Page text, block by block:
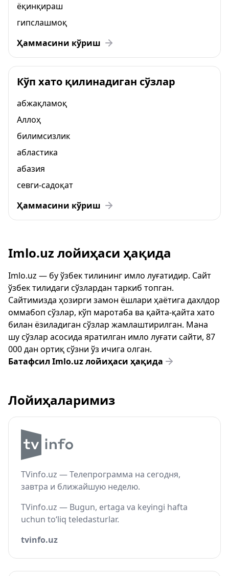
ёқинқираш
гипслашмоқ
Ҳаммасини кўриш
Кўп хато қилинадиган сўзлар
абжақламоқ
Аллоҳ
билимсизлик
абластика
абазия
севги-садоқат
Ҳаммасини кўриш
Imlo.uz лойиҳаси ҳақида
Imlo.uz — бу ўзбек тилининг имло луғатидир. Сайт
ўзбек тилидаги сўзлардан таркиб топган.
Сайтимизда ҳозирги замон ёшлари ҳаётига дахлдор
оммабоп сўзлар, кўп маротаба ва қайта-қайта хато
билан ёзиладиган сўзлар жамлаштирилган. Мана
шу сўзлар асосида яратилган имло луғати сайти, 87
000 дан ортиқ сўзни ўз ичига олган.
Батафсил Imlo.uz лойиҳаси ҳақида
Лойиҳаларимиз
TVinfo.uz — Телепрограмма на сегодня,
завтра и ближайшую неделю.
TVinfo.uz — Bugun, ertaga va keyingi hafta
uchun to‘liq teledasturlar.
tvinfo.uz